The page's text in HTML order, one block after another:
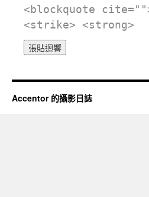
<blockquote
<strike> <strong>
Accentor 的攝影日誌